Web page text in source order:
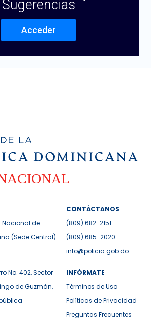
Sugerencias
Acceder
Nacional de
(Sede Central)
No. 402, Sector
de Guzmán,
CONTÁCTANOS
(809) 682-2151
(809) 685-2020
info@policia.gob.do
INFÓRMATE
Términos de Uso
Políticas de Privacidad
Preguntas Frecuentes